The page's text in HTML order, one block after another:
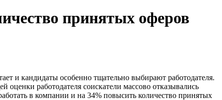
принятых оферов
и кандидаты особенно тщательно выбирают работодателя.
работодателя соискатели массово отказывались
в компании и на 34% повысить количество принятых